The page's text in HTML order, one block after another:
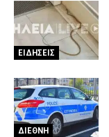
ΕΙΔΗΣΕΙΣ
ΔΙΕΘΝΗ